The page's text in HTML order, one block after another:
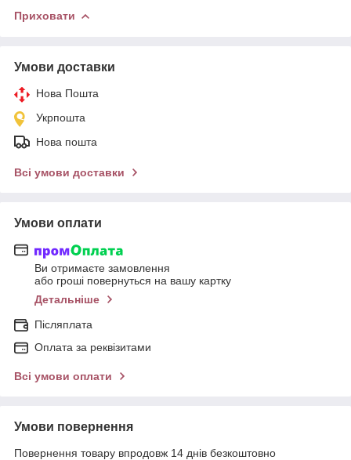
Приховати
Умови доставки
Нова Пошта
Укрпошта
Нова пошта
Всі умови доставки
Умови оплати
Ви отримаєте замовлення
або гроші повернуться на вашу картку
Детальніше
Післяплата
Оплата за реквізитами
Всі умови оплати
Умови повернення
Повернення товару впродовж 14 днів безкоштовно